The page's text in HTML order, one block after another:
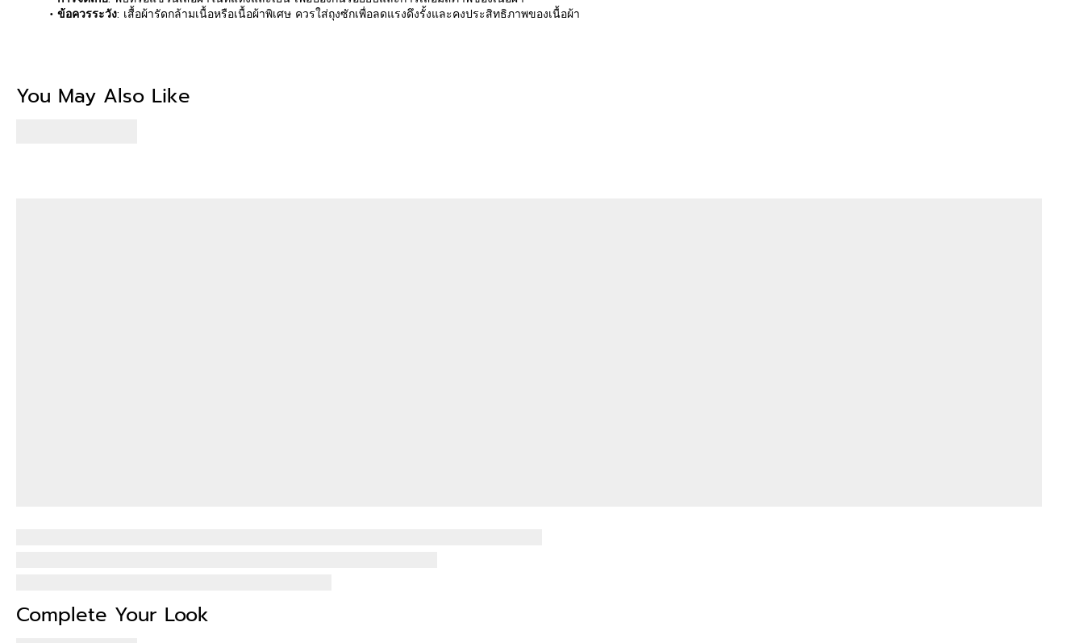
• ข้อควรระวัง: เสื้อผ้ารัดกล้ามเนื้อหรือเนื้อผ้าพิเศษ ควรใส่ถุงซักเพื่อลดแรงดึงรั้งและคงประสิทธิภาพของเนื้อผ้า
You May Also Like
Complete Your Look